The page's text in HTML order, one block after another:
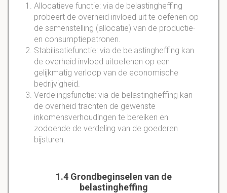
Allocatieve functie: via de belastingheffing
probeert de overheid invloed uit te oefenen op
de samenstelling (allocatie) van de productie-
en consumptiepatronen.
Stabilisatiefunctie: via de belastingheffing kan
de overheid invloed uitoefenen op een
gelijkmatig verloop van de economische
bedrijvigheid.
Verdelingsfunctie: via de belastingheffing kan
de overheid trachten de gewenste
inkomensverhoudingen te bereiken en
zodoende de verdeling van de goederen
bijsturen.
1.4 Grondbeginselen van de
belastingheffing